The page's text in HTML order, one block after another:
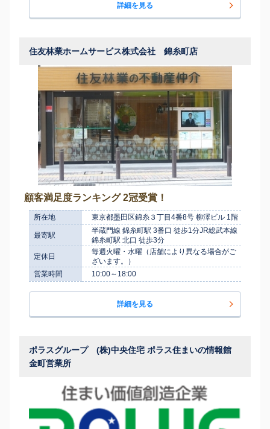
詳細を見る
住友林業ホームサービス株式会社 錦糸町店
顧客満足度ランキング 2冠受賞！
所在地 東京都墨田区錦糸３丁目4番8号 柳澤ビル 1階
最寄駅
半蔵門線 錦糸町駅 3番口 徒歩1分JR総武本線
錦糸町駅 北口 徒歩3分
定休日
毎週火曜・水曜（店舗により異なる場合がご
ざいます。）
営業時間
10:00～18:00
詳細を見る
ポラスグループ (株)中央住宅 ポラス住まいの情報館
金町営業所